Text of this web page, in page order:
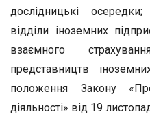
дослідницькі
відділи іноземних
взаємного
представництв
положення Закону
діяльності» від 19